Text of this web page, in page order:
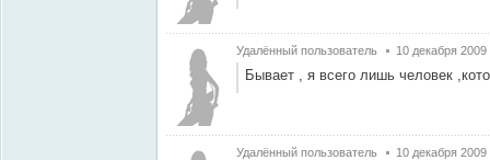
Удалённый пользователь 10 декабря 2009
Бывает , я всего лишь человек
Удалённый пользователь 10 декабря 2009